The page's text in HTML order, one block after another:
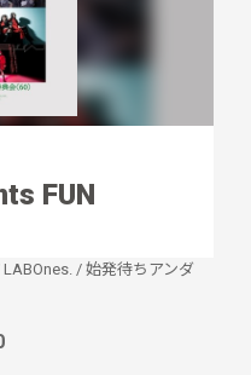
FUN
LABOnes. / 始発待ちアンダ